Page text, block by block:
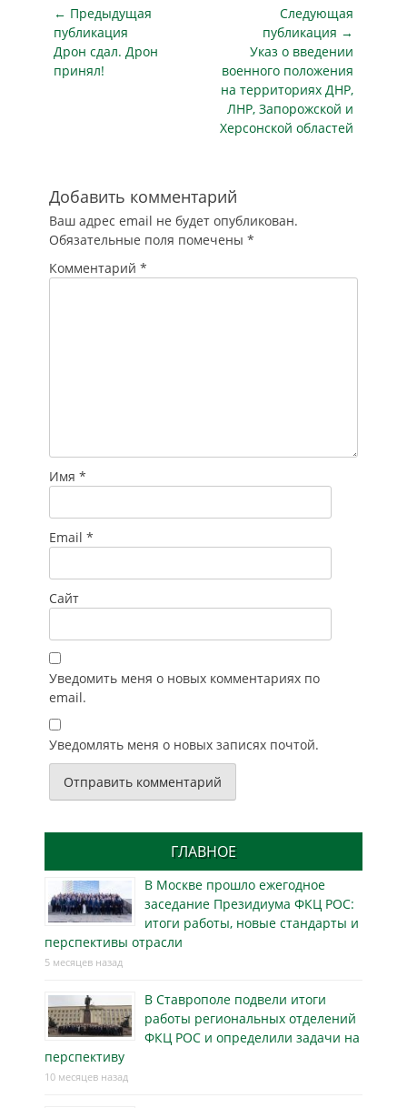
Навигация
по
записям
← Предыдущая
публикация
Предыдущая
публикация
Дрон сдал. Дрон
принял!
Следующая
публикация →
Следующая
публикация
Указ о введении
военного положения
на территориях ДНР,
ЛНР, Запорожской и
Херсонской областей
Добавить комментарий
Ваш адрес email не будет опубликован.
Обязательные поля помечены *
Комментарий *
Имя *
Email *
Сайт
Уведомить меня о новых комментариях по
email.
Уведомлять меня о новых записях почтой.
ГЛАВНОЕ
В Москве прошло ежегодное
заседание Президиума ФКЦ РОС:
итоги работы, новые стандарты и
перспективы отрасли
5 месяцев назад
В Ставрополе подвели итоги
работы региональных отделений
ФКЦ РОС и определили задачи на
перспективу
10 месяцев назад